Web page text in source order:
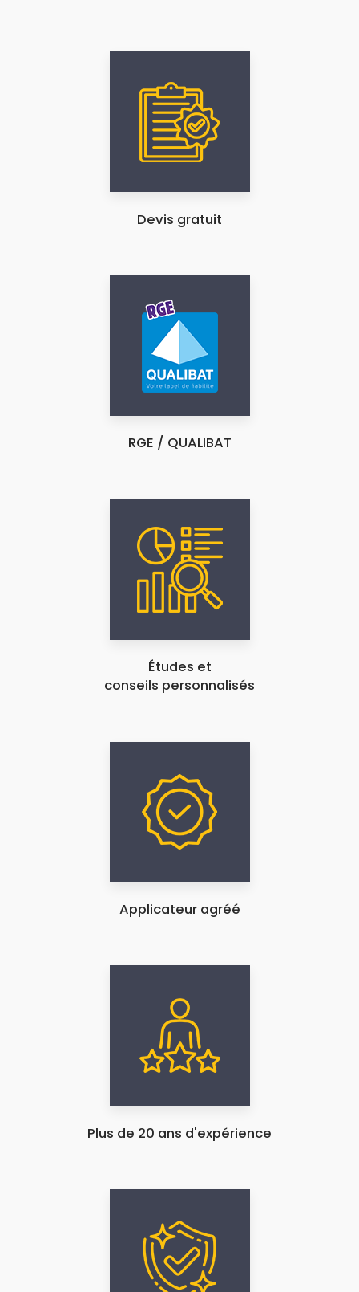
Devis gratuit
RGE / QUALIBAT
Études et
conseils personnalisés
Applicateur agréé
Plus de 20 ans d'expérience